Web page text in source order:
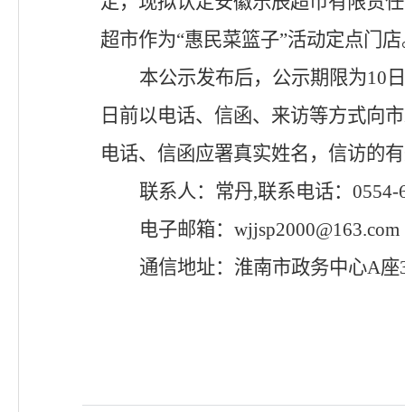
超市作为“惠民菜篮子”活动定点门
本公示发布后，公示期限为10
日前以电话、信函、来访等方式向
电话、信函应署真实姓名，信访的
联系人：常丹,联系电话： 0554-
电子邮箱： wjjsp2000@163.com
通信地址：淮南市政务中心A座